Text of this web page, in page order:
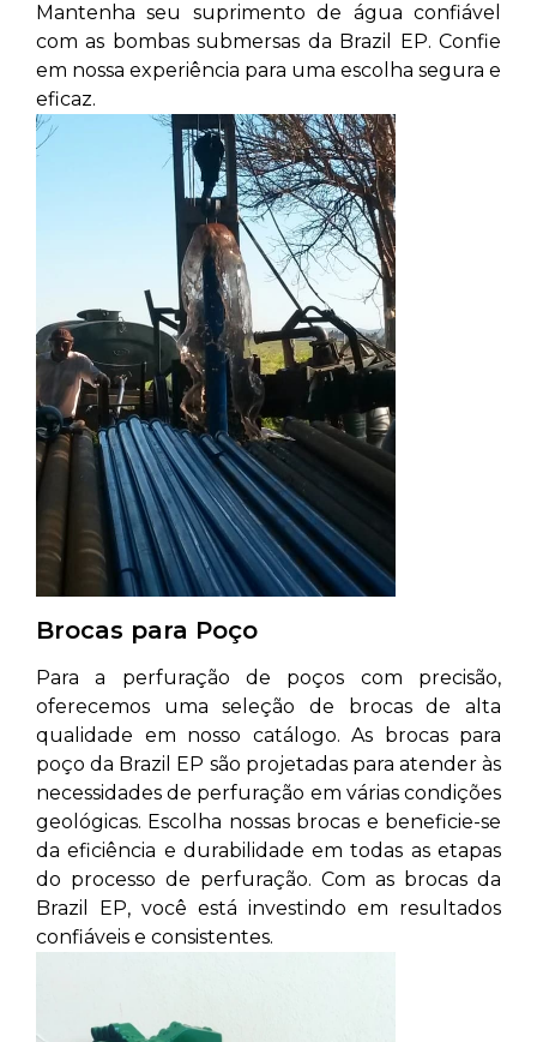
Mantenha seu suprimento de água confiável
com as bombas submersas da Brazil EP. Confie
em nossa experiência para uma escolha segura e
eficaz.
Brocas para Poço
Para a perfuração de poços com precisão,
oferecemos uma seleção de brocas de alta
qualidade em nosso catálogo. As brocas para
poço da Brazil EP são projetadas para atender às
necessidades de perfuração em várias condições
geológicas. Escolha nossas brocas e beneficie-se
da eficiência e durabilidade em todas as etapas
do processo de perfuração. Com as brocas da
Brazil EP, você está investindo em resultados
confiáveis e consistentes.